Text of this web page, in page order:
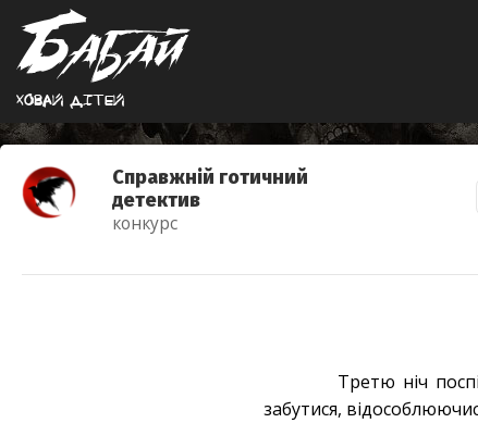
Ховай дiтей
Справжній готичний
детектив
конкурс
Третю ніч
забутися,